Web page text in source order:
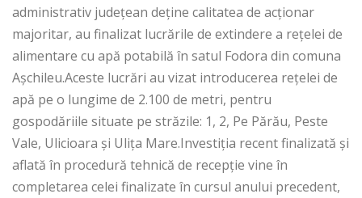
administrativ județean deține calitatea de acționar
majoritar, au finalizat lucrările de extindere a rețelei de
alimentare cu apă potabilă în satul Fodora din comuna
Așchileu.Aceste lucrări au vizat introducerea rețelei de
apă pe o lungime de 2.100 de metri, pentru
gospodăriile situate pe străzile: 1, 2, Pe Părău, Peste
Vale, Ulicioara și Ulița Mare.Investiția recent finalizată și
aflată în procedură tehnică de recepție vine în
completarea celei finalizate în cursul anului precedent,